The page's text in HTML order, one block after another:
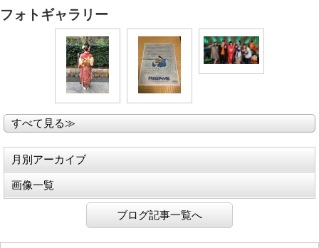
フォトギャラリー
すべて見る≫
月別アーカイブ
画像一覧
ブログ記事一覧へ